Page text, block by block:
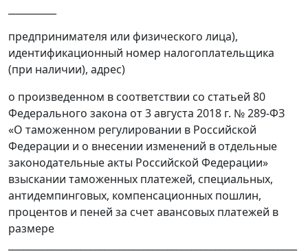
предпринимателя или физического лица),
идентификационный номер налогоплательщика
(при наличии), адрес)
о произведенном в соответствии со статьей 80
Федерального закона от 3 августа 2018 г. № 289-ФЗ
«О таможенном регулировании в Российской
Федерации и о внесении изменений в отдельные
законодательные акты Российской Федерации»
взыскании таможенных платежей, специальных,
антидемпинговых, компенсационных пошлин,
процентов и пеней за счет авансовых платежей в
размере